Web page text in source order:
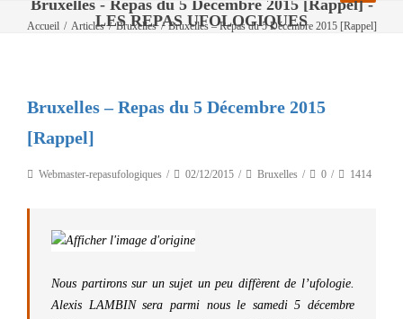
Bruxelles - Repas du 5 Décembre 2015 [Rappel] -
LES REPAS UFOLOGIQUES
Accueil / Articles / Bruxelles / Bruxelles – Repas du 5 Décembre 2015 [Rappel]
Bruxelles – Repas du 5 Décembre 2015
[Rappel]
Webmaster-repasufologiques 02/12/2015 Bruxelles 0 1414
Nous partirons sur un sujet un peu diffèrent de l’ufologie.
Alexis LAMBIN sera parmi nous le samedi 5 décembre